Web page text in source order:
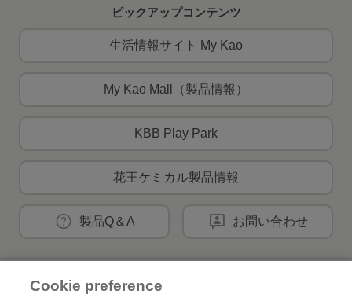
ピックアップコンテンツ
生活情報サイト My Kao
My Kao Mall（製品情報）
KBB Play Park
花王ケミカル製品情報
製品Q＆A お問い合わせ
花王公式SNSアカウント
Cookie preference